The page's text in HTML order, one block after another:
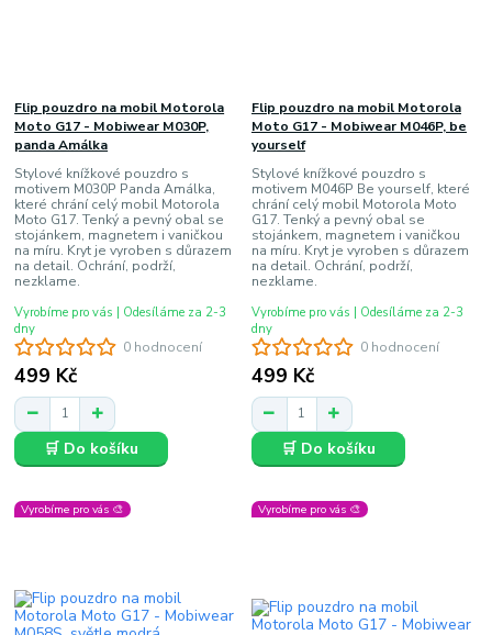
0 hodnocení
Flip pouzdro na mobil Motorola
Moto G17 - Mobiwear M030P,
panda Amálka
Stylové knížkové pouzdro s
motivem M030P Panda Amálka,
které chrání celý mobil Motorola
Moto G17. Tenký a pevný obal se
stojánkem, magnetem i vaničkou
na míru. Kryt je vyroben s důrazem
na detail. Ochrání, podrží,
nezklame.
499 Kč
Vyrobíme pro vás | Odesíláme za 2-3
dny
🛒 Do košíku
0 hodnocení
Flip pouzdro na mobil Motorola
Moto G17 - Mobiwear M046P, be
yourself
Stylové knížkové pouzdro s
motivem M046P Be yourself, které
chrání celý mobil Motorola Moto
G17. Tenký a pevný obal se
stojánkem, magnetem i vaničkou
na míru. Kryt je vyroben s důrazem
na detail. Ochrání, podrží,
nezklame.
499 Kč
Vyrobíme pro vás | Odesíláme za 2-3
dny
🛒 Do košíku
Vyrobíme pro vás 🎨 Vyrobíme pro vás 🎨